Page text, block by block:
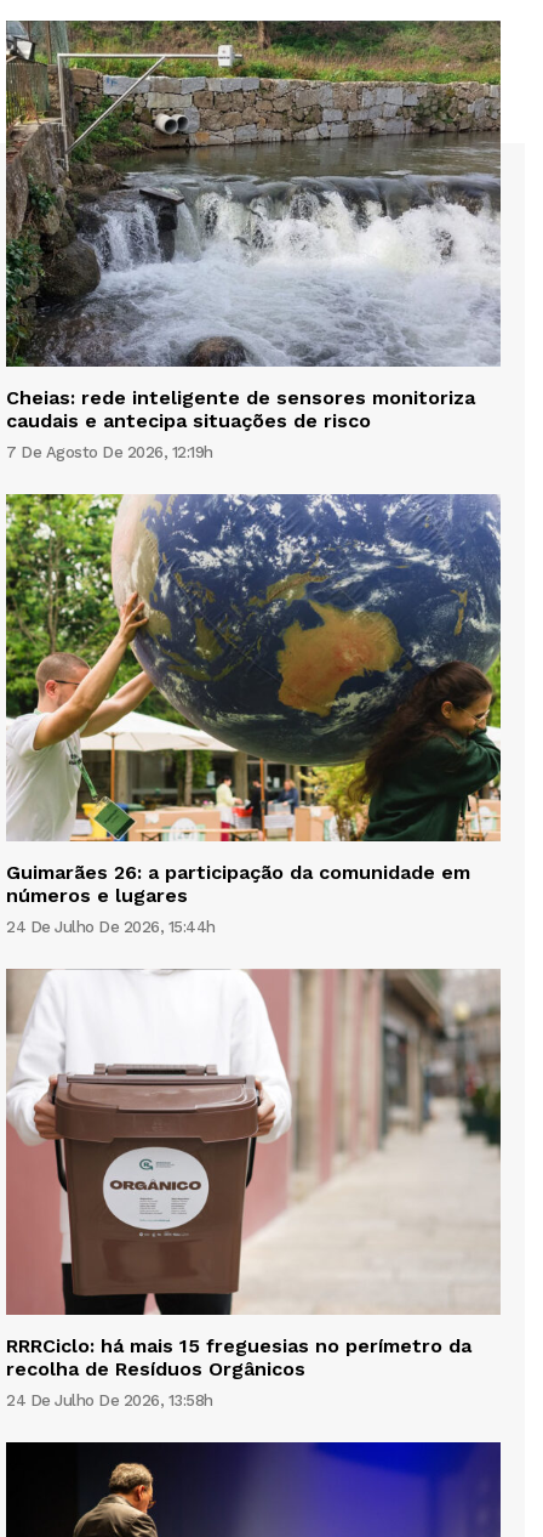
Cheias: rede inteligente de sensores monitoriza
caudais e antecipa situações de risco
7 De Agosto De 2026, 12:19h
Guimarães 26: a participação da comunidade em
números e lugares
24 De Julho De 2026, 15:44h
RRRCiclo: há mais 15 freguesias no perímetro da
recolha de Resíduos Orgânicos
24 De Julho De 2026, 13:58h